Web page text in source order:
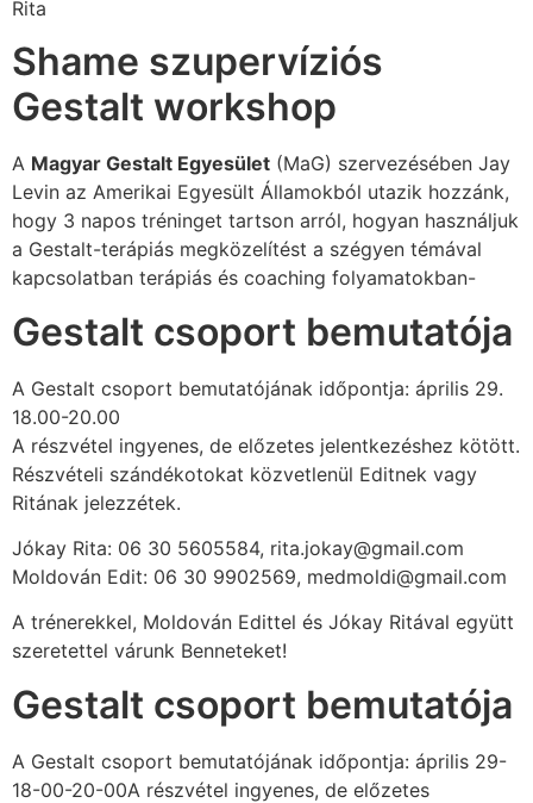
Rita
Shame szupervízi​ós
Gestalt workshop
A Magyar Gestalt Egyesület (MaG) szervezésében Jay
Levin az Amerikai Egyesült Államokból utazik hozzánk,
hogy 3 napos tréninget tartson arról, hogyan használjuk
a Gestalt-terápiás megközelítést a szégyen témával
kapcsolatban terápiás és coaching folyamatokban-
Gestalt csoport bemutatója
A Gestalt csoport bemutatójának időpontja: április 29.
18.00-20.00
A részvétel ingyenes, de előzetes jelentkezéshez kötött.
Részvételi szándékotokat közvetlenül Editnek vagy
Ritának jelezzétek.
Jókay Rita: 06 30 5605584, rita.jokay@gmail.com
Moldován Edit: 06 30 9902569, medmoldi@gmail.com
A trénerekkel, Moldován Edittel és Jókay Ritával együtt
szeretettel várunk Benneteket!
Gestalt csoport bemutatója
A Gestalt csoport bemutatójának időpontja: április 29-
18-00-20-00A részvétel ingyenes, de előzetes